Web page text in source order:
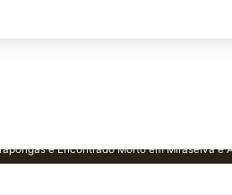
é Encontrado Morto em Miraselva e